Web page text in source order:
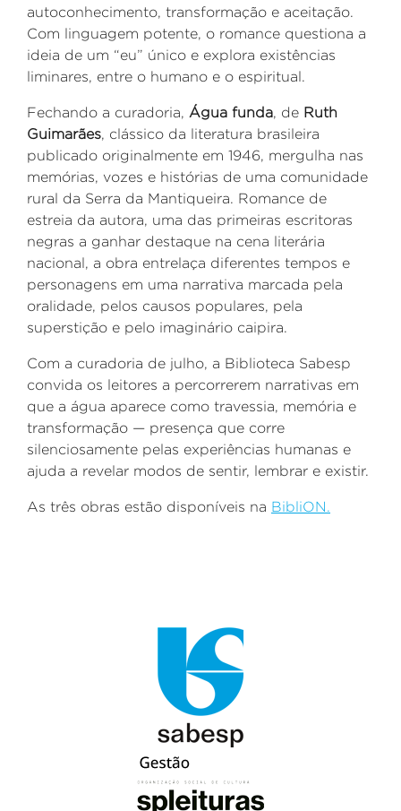
autoconhecimento, transformação e aceitação.
Com linguagem potente, o romance questiona a
ideia de um “eu” único e explora existências
liminares, entre o humano e o espiritual.
Fechando a curadoria, Água funda, de Ruth
Guimarães, clássico da literatura brasileira
publicado originalmente em 1946, mergulha nas
memórias, vozes e histórias de uma comunidade
rural da Serra da Mantiqueira. Romance de
estreia da autora, uma das primeiras escritoras
negras a ganhar destaque na cena literária
nacional, a obra entrelaça diferentes tempos e
personagens em uma narrativa marcada pela
oralidade, pelos causos populares, pela
superstição e pelo imaginário caipira.
Com a curadoria de julho, a Biblioteca Sabesp
convida os leitores a percorrerem narrativas em
que a água aparece como travessia, memória e
transformação — presença que corre
silenciosamente pelas experiências humanas e
ajuda a revelar modos de sentir, lembrar e existir.
As três obras estão disponíveis na BibliON.